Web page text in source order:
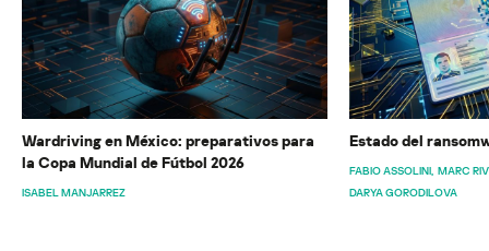
Wardriving en México: preparativos para
la Copa Mundial de Fútbol 2026
ISABEL MANJARREZ
Estado del
FABIO ASSOLINI MARC
DARYA GORODILOVA